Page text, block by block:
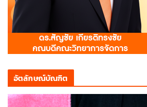
อัตลักษณ์บัณฑิต